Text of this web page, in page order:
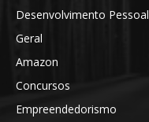
Desenvolvimento Pessoal
Geral
Amazon
Concursos
Empreendedorismo